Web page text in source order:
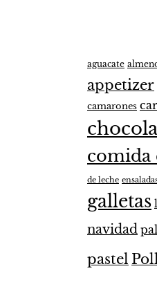
aguacate
appetizer
camarones
comida
de leche
galletas
navidad
pastel